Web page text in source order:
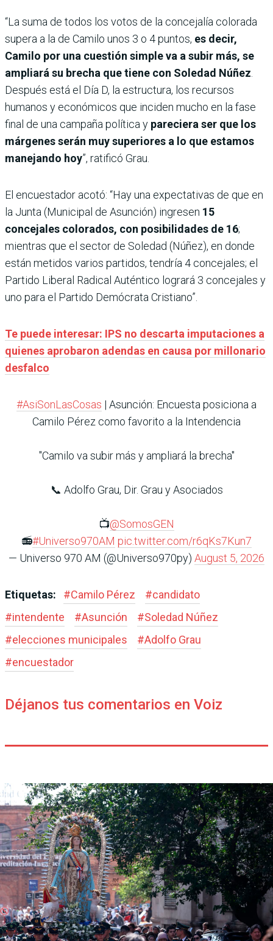
“La suma de todos los votos de la concejalía colorada
supera a la de Camilo unos 3 o 4 puntos, es decir,
Camilo por una cuestión simple va a subir más, se
ampliará su brecha que tiene con Soledad Núñez
Después está el Día D, la estructura, los recursos
humanos y económicos que inciden mucho en la fase
final de una campaña política y pareciera ser que los
márgenes serán muy superiores a lo que estamos
manejando hoy”, ratificó Grau.
El encuestador acotó: “Hay una expectativas de que en
la Junta (Municipal de Asunción) ingresen 15
concejales colorados, con posibilidades de 16;
mientras que el sector de Soledad (Núñez), en donde
están metidos varios partidos, tendría 4 concejales; el
Partido Liberal Radical Auténtico logrará 3 concejales y
uno para el Partido Demócrata Cristiano”.
Te puede interesar: IPS no descarta imputaciones a
quienes aprobaron adendas en causa por millonario
desfalco
#AsiSonLasCosas | Asunción: Encuesta posiciona a
Camilo Pérez como favorito a la Intendencia
"Camilo va subir más y ampliará la brecha"
📞 Adolfo Grau, Dir. Grau y Asociados
📺@SomosGEN
📻#Universo970AM pic.twitter.com/r6qKs7Kun7
— Universo 970 AM (@Universo970py) August 5, 2026
Etiquetas: #Camilo Pérez #candidato
#intendente #Asunción #Soledad Núñez
#elecciones municipales #Adolfo Grau
#encuestador
Déjanos tus comentarios en Voiz